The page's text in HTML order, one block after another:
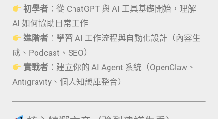
初學者 ：從 ChatGPT 與 AI 工具基礎開始，理解
AI 如何協助日常工作
進階者 ：學習 AI 工作流程與自動化設計（內容生
成、Podcast、SEO）
實戰者 ：建立你的 AI Agent 系統（OpenClaw、
Antigravity、個人知識庫整合）